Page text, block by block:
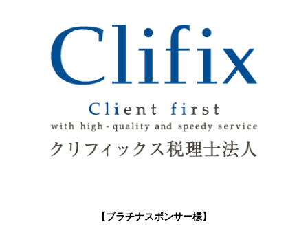
【プラチナスポンサー様】